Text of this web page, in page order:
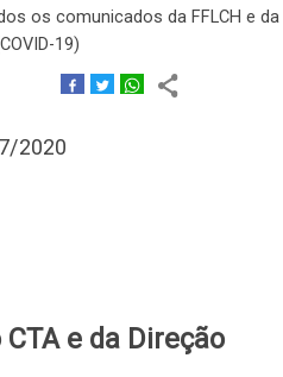
os comunicados da FFLCH e da
19)
2020
e da Direção